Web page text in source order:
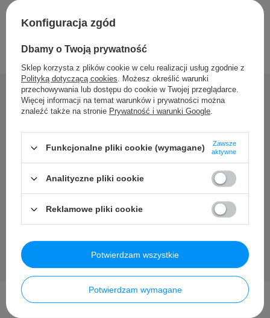
pytania?
Zadaj pytanie a my odpowiemy niezwłocznie, najciekawsze
pytania i odpowiedzi publikując dla innych.
Zadaj pytanie
Konfiguracja zgód
Dbamy o Twoją prywatność
Sklep korzysta z plików cookie w celu realizacji usług zgodnie z
Polityką dotyczącą cookies. Możesz określić warunki
przechowywania lub dostępu do cookie w Twojej przeglądarce.
Więcej informacji na temat warunków i prywatności można
znaleźć także na stronie Prywatność i warunki Google.
Funkcjonalne pliki cookie (wymagane)
Zawsze
aktywne
Analityczne pliki cookie
Reklamowe pliki cookie
Potwierdzam wymagane
Potwierdzam wszystkie